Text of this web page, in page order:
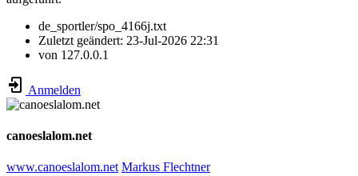
de_sportler/spo_4166j.txt
Zuletzt geändert: 23-Jul-2026 22:31
von 127.0.0.1
Anmelden
canoeslalom.net
www.canoeslalom.net Markus Flechtner